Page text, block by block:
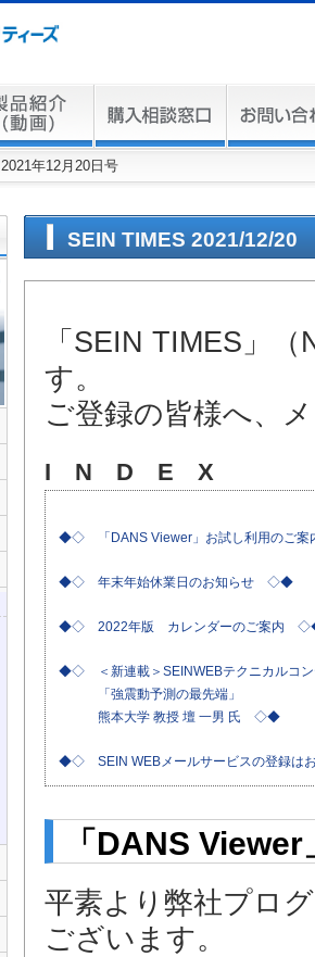
2021年12月20日号
SEIN TIMES 2021/12/20
「SEIN TIMES」
す。
ご登録の皆様へ、
I N D E X
◆◇ 「DANS Viewer」お試し利用のご
◆◇ 年末年始休業日のお知らせ ◇◆
◆◇ 2022年版 カレンダーのご案内
◆◇ ＜新連載＞SEINWEBテクニカルコン
「強震動予測の最先端」
熊本大学 教授 壇 一男 氏 ◇◆
◆◇ SEIN WEBメールサービスの登録
「DANS
平素より弊社プロ
ございます。